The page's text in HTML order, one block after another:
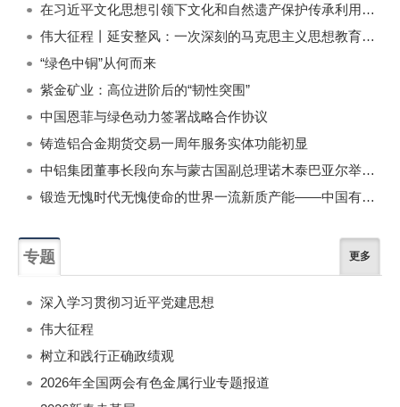
在习近平文化思想引领下文化和自然遗产保护传承利用工作开创新局面
伟大征程丨延安整风：一次深刻的马克思主义思想教育运动
“绿色中铜”从何而来
紫金矿业：高位进阶后的“韧性突围”
中国恩菲与绿色动力签署战略合作协议
铸造铝合金期货交易一周年服务实体功能初显
中铝集团董事长段向东与蒙古国副总理诺木泰巴亚尔举行会谈
锻造无愧时代无愧使命的世界一流新质产能——中国有色金属工业的战略应对与破局之道（二）
专题 更多
深入学习贯彻习近平党建思想
伟大征程
树立和践行正确政绩观
2026年全国两会有色金属行业专题报道